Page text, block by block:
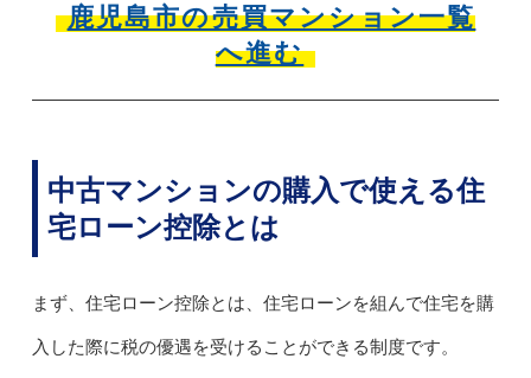
鹿児島市の売買マンション一覧
へ進む
中古マンションの購入で使える住
宅ローン控除とは
まず、住宅ローン控除とは、住宅ローンを組んで住宅を購
入した際に税の優遇を受けることができる制度です。